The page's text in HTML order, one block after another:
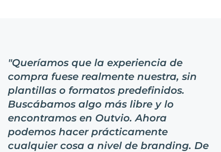
"Queríamos que la experiencia de
compra fuese realmente nuestra, sin
plantillas o formatos predefinidos.
Buscábamos algo más libre y lo
encontramos en Outvio. Ahora
podemos hacer prácticamente
cualquier cosa a nivel de branding. De